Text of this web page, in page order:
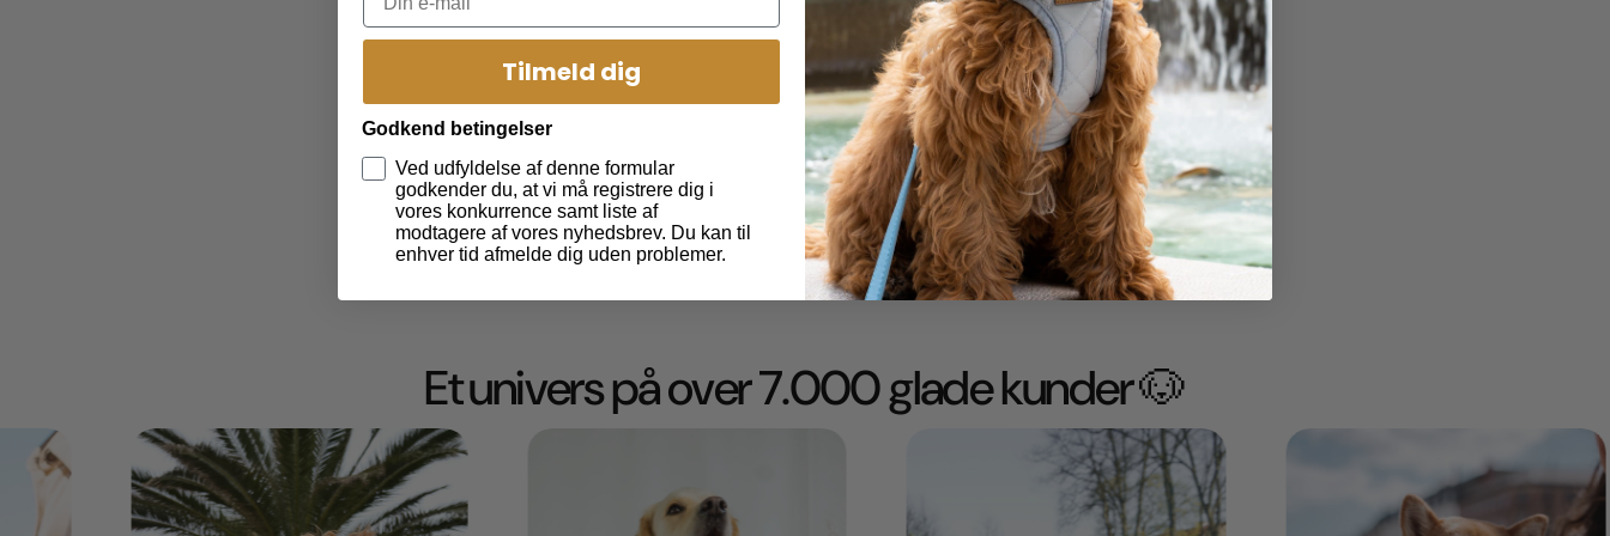
XL 57-65 12-16kg
Del Stil et spørgsmål
Et univers på over 7.000 glade kunder 🐶
Tilmeld dig
Godkend betingelser
Ved udfyldelse af denne formular
godkender du, at vi må registrere dig i
vores konkurrence samt liste af
modtagere af vores nyhedsbrev. Du kan til
enhver tid afmelde dig uden problemer.